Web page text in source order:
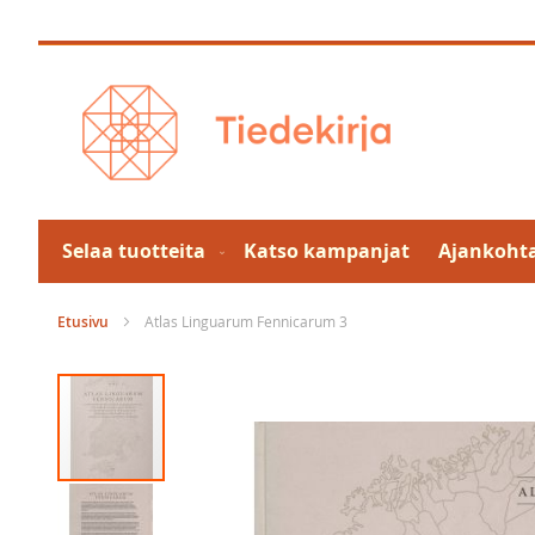
to
Selaa tuotteita Katso kampanjat
Etusivu Atlas Linguarum Fennicarum 3
Skip
of
the